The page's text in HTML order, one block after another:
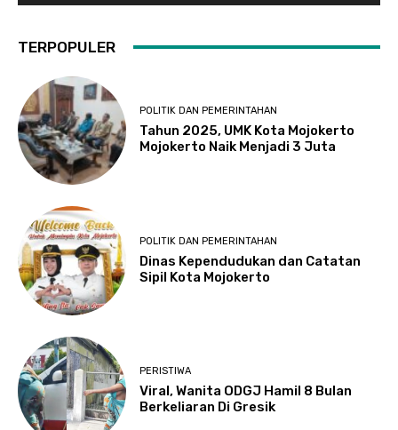
TERPOPULER
POLITIK DAN PEMERINTAHAN
Tahun 2025, UMK Kota Mojokerto
Mojokerto Naik Menjadi 3 Juta
POLITIK DAN PEMERINTAHAN
Dinas Kependudukan dan Catatan
Sipil Kota Mojokerto
PERISTIWA
Viral, Wanita ODGJ Hamil 8 Bulan
Berkeliaran Di Gresik